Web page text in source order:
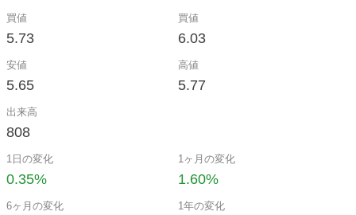
買値
5.73
買値
6.03
安値
5.65
高値
5.77
出来高
808
1日の変化
0.35%
1ヶ月の変化
1.60%
6ヶ月の変化 1年の変化